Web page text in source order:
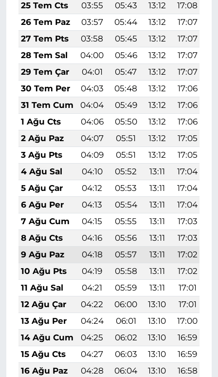
25 Tem Cts
03:55 05:43 13:12 17:08
26 Tem Paz
03:57 05:44 13:12 17:07
27 Tem Pts
03:58 05:45 13:12 17:07
28 Tem Sal
04:00 05:46 13:12 17:07
29 Tem Çar
04:01 05:47 13:12 17:07
30 Tem Per
04:03 05:48 13:12 17:06
31 Tem Cum
04:04 05:49 13:12 17:06
1 Ağu Cts
04:06 05:50 13:12 17:06
2 Ağu Paz
04:07 05:51 13:12 17:05
3 Ağu Pts
04:09 05:51 13:12 17:05
4 Ağu Sal
04:10 05:52 13:11 17:04
5 Ağu Çar
04:12 05:53 13:11 17:04
6 Ağu Per
04:13 05:54 13:11 17:04
7 Ağu Cum
04:15 05:55 13:11 17:03
8 Ağu Cts
04:16 05:56 13:11 17:03
9 Ağu Paz
04:18 05:57 13:11 17:02
10 Ağu Pts
04:19 05:58 13:11 17:02
11 Ağu Sal
04:21 05:59 13:11 17:01
12 Ağu Çar
04:22 06:00 13:10 17:01
13 Ağu Per
04:24 06:01 13:10 17:00
14 Ağu Cum
04:25 06:02 13:10 16:59
15 Ağu Cts
04:27 06:03 13:10 16:59
16 Ağu Paz
04:28 06:04 13:10 16:58